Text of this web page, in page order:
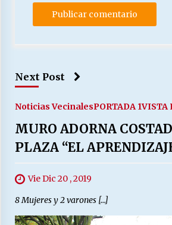
Next Post
Noticias VecinalesPORTADA 1VISTA
MURO ADORNA
PLAZA “EL
Vie Dic 20 , 2019
8 Mujeres y 2 varones […]